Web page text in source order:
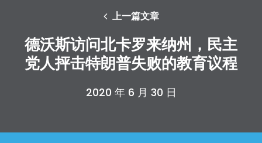
上一篇文章
德沃斯访问北卡罗来纳州，民主
党人抨击特朗普失败的教育议程
2020 年 6 月 30 日